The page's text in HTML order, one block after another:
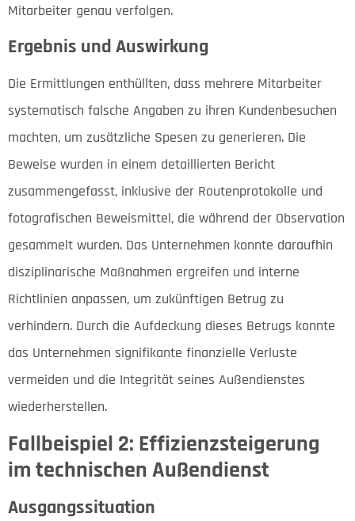
Mitarbeiter genau verfolgen.
Ergebnis und Auswirkung
Die Ermittlungen enthüllten, dass mehrere Mitarbeiter
systematisch falsche Angaben zu ihren Kundenbesuchen
machten, um zusätzliche Spesen zu generieren. Die
Beweise wurden in einem detaillierten Bericht
zusammengefasst, inklusive der Routenprotokolle und
fotografischen Beweismittel, die während der Observation
gesammelt wurden. Das Unternehmen konnte daraufhin
disziplinarische Maßnahmen ergreifen und interne
Richtlinien anpassen, um zukünftigen Betrug zu
verhindern. Durch die Aufdeckung dieses Betrugs konnte
das Unternehmen signifikante finanzielle Verluste
vermeiden und die Integrität seines Außendienstes
wiederherstellen.
Fallbeispiel 2: Effizienzsteigerung
im technischen Außendienst
Ausgangssituation